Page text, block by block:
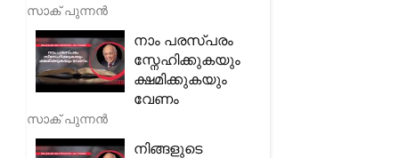
സാക് പുന്നൻ
നാം പരസ്പരം
സ്നേഹിക്കുകയും
ക്ഷമിക്കുകയും
വേണം
സാക് പുന്നൻ
നിങ്ങളുടെ